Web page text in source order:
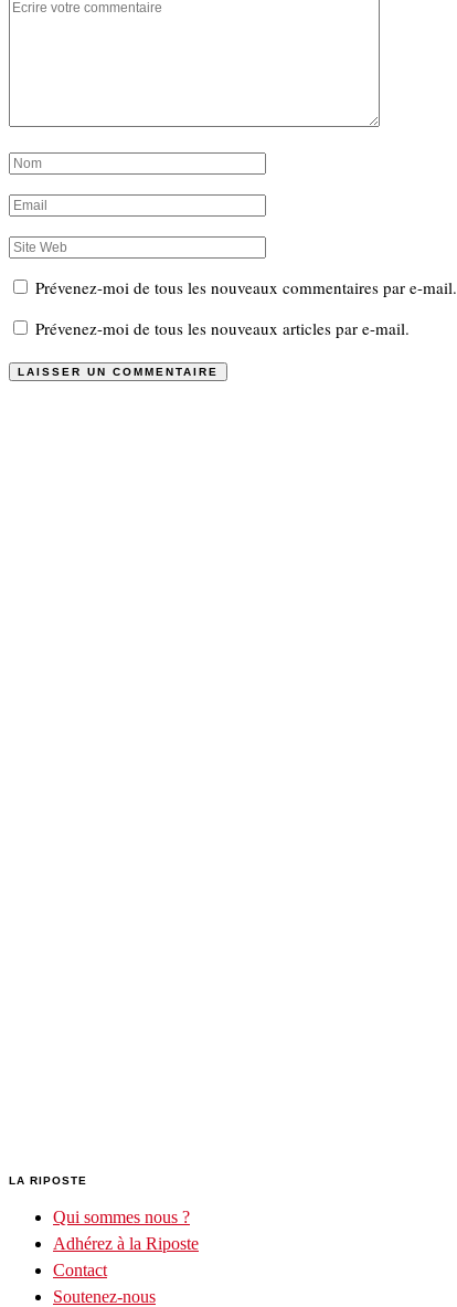
Prévenez-moi de tous les nouveaux commentaires par e-mail.
Prévenez-moi de tous les nouveaux articles par e-mail.
LA RIPOSTE
Qui sommes nous ?
Adhérez à la Riposte
Contact
Soutenez-nous